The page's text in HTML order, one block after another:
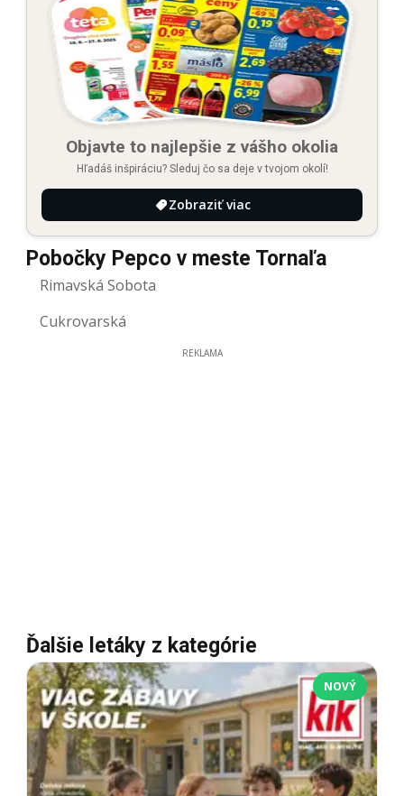
Objavte to najlepšie z vášho okolia
Hľadáš inšpiráciu? Sleduj čo sa deje v tvojom okolí!
Zobraziť viac
Pobočky Pepco v meste Tornaľa
Rimavská Sobota
Cukrovarská
REKLAMA
Ďalšie letáky z kategórie
NOVÝ